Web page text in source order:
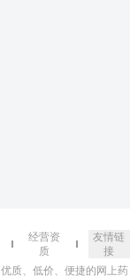
经营资
质
友情链
接
质、低价、便捷的网上药